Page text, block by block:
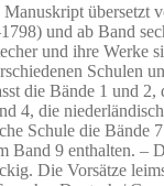
Manuskript übersetzt
und ab Band
und ihre Werke
Schulen
die Bände 1 und 2,
4, die
Schule die Bände
Band 9 enthalten. –
Die Vorsätze